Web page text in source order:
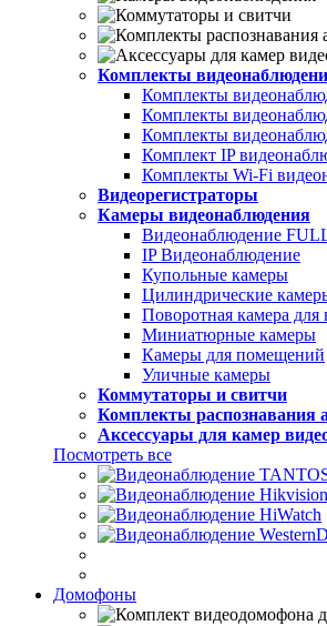
Комплекты
Комплекты
Комплекты
Комплекты
Комплект IP
Комплекты Wi-Fi
Видеорегистраторы
Камеры видеонаблюдения
Видеонаблюдение
IP Видеонаблюдение
Купольные камеры
Цилиндрические
Поворотная камера
Миниатюрные камеры
Камеры для помещений
Уличные камеры
Коммутаторы и свитчи
Комплекты распознавания
Аксессуары для камер
Посмотреть все
Домофоны